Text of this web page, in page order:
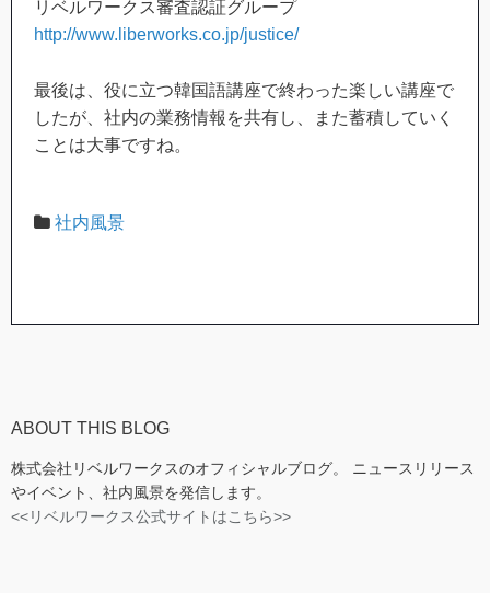
リベルワークス審査認証グループ
http://www.liberworks.co.jp/justice/
最後は、役に立つ韓国語講座で終わった楽しい講座で
したが、社内の業務情報を共有し、また蓄積していく
ことは大事ですね。
社内風景
ABOUT THIS BLOG
株式会社リベルワークスのオフィシャルブログ。 ニュースリリース
やイベント、社内風景を発信します。
<<リベルワークス公式サイトはこちら>>